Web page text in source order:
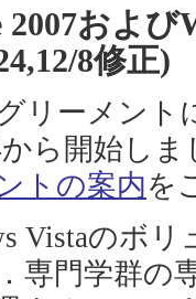
および
8修正)
リーメント
ら開始し
トの案内を
Vistaのボ
専門学群の